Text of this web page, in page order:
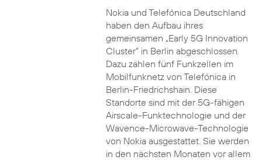
Nokia und Telefónica Deutschland
haben den Aufbau ihres
gemeinsamen „Early 5G Innovation
Cluster” in Berlin abgeschlossen.
Dazu zählen fünf Funkzellen im
Mobilfunknetz von Telefónica in
Berlin-Friedrichshain. Diese
Standorte sind mit der 5G-fähigen
Airscale-Funktechnologie und der
Wavence-Microwave-Technologie
von Nokia ausgestattet. Sie werden
in den nächsten Monaten vor allem